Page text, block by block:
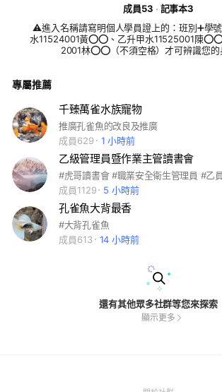
成員53
記事本3
⚠️進入名稱請寫明個人學員證上的：班別➕學
水11524001黃⭕⭕、乙升甲水11525001陳
2001林⭕⭕（不須空格）才可辨識您的
專屬推薦
千臻萬雀水族寵物
推廣孔雀魚的改良及推廣
成員629
1 小時前
乙級管理員暨作業主管讀書會
成員1129
5 小時前
孔雀魚大背最香
#大背孔雀魚
成員613
14 小時前
還有其他眾多社群等您來探索
顯示更多